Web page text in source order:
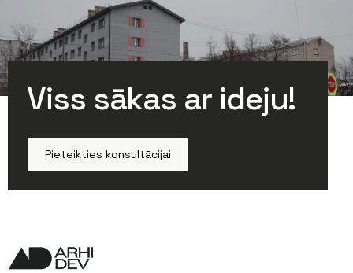
Viss sākas ar ideju!
Pieteikties konsultācijai